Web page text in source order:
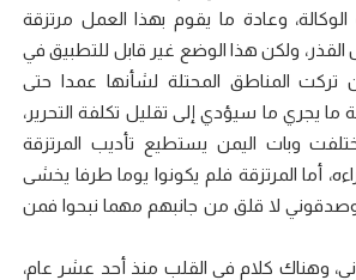
وعادة ما يقوم بهذا العمل مرتزقة
القذر، ولكن هذا الوضع غير قابل للتطبيق في
تركت المناطق المحتلة لشأنها عمدا حتى
يجري ما سيؤدي إلى تقليل تكلفة التحرير،
أختلفت وبات اليمن يستطيع تأديب المرتزقة
أما المرتزقة فلم يكونوا يوما طرفا يخشى
وصدقوني لا قلق من جانبهم مهما نبحوا فمن
وهناك كلام في القلب منذ أحد عشر عام،